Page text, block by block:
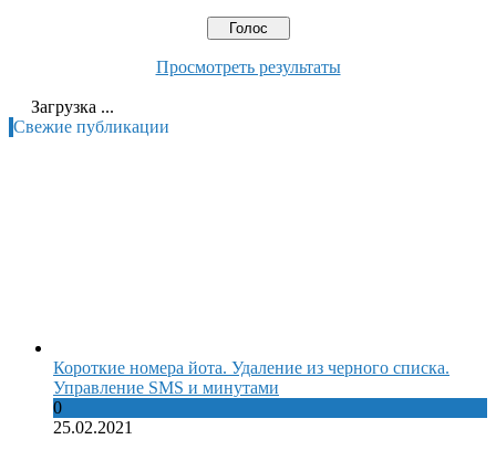
Просмотреть результаты
Загрузка ...
Свежие публикации
Короткие номера йота. Удаление из черного списка.
Управление SMS и минутами
0
25.02.2021